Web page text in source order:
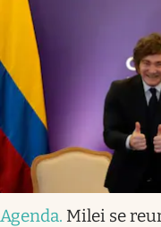
Agenda. Milei se